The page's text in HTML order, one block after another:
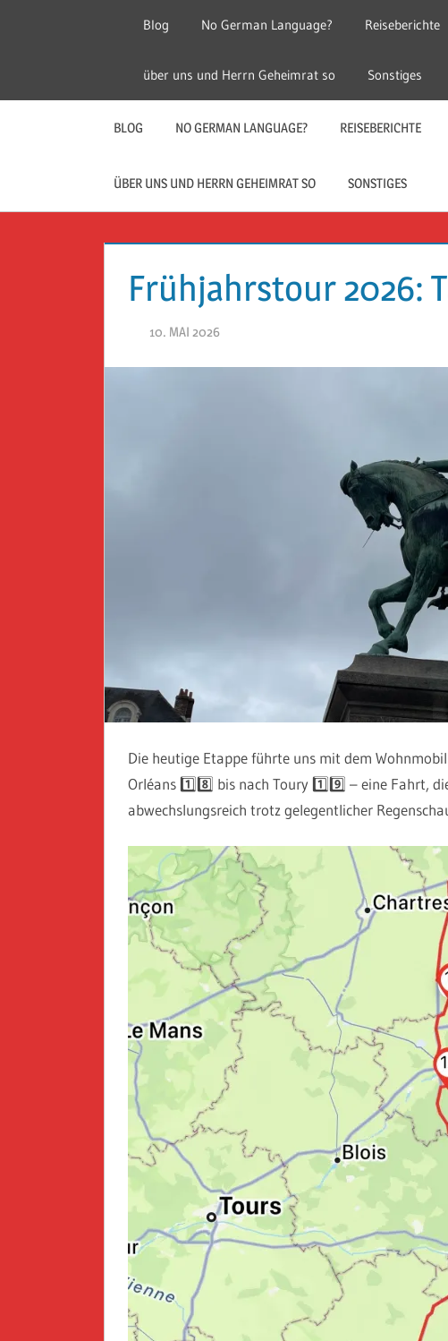
Reise
Guckloch
–
Geheimrat
Reisen
Geheimrat
auf
Reisen
Blog No German Language? Reiseberichte
über uns und Herrn Geheimrat so Sonstiges
BLOG NO GERMAN LANGUAGE? REISEBERICHTE
ÜBER UNS UND HERRN GEHEIMRAT SO SONSTIGES
Frühjahrstour 2026:
10. MAI 2026
Die heutige Etappe führte uns mit dem
Orléans 1️⃣8️⃣ bis nach Toury 1️⃣9️⃣ – eine Fahrt,
abwechslungsreich trotz gelegentlicher